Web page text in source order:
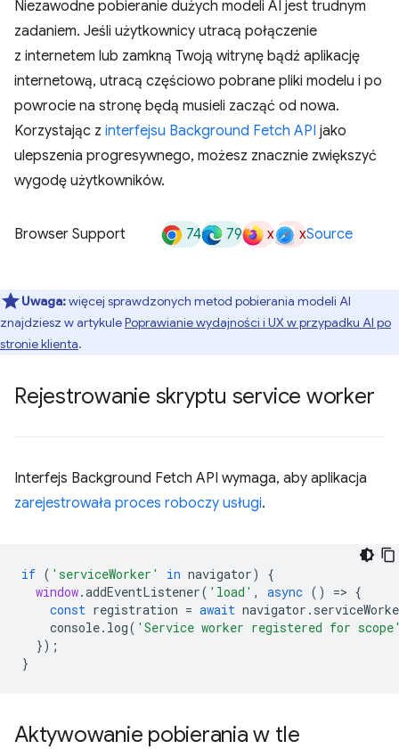
Niezawodne pobieranie dużych modeli AI jest trudnym
zadaniem. Jeśli użytkownicy utracą połączenie
z internetem lub zamkną Twoją witrynę bądź aplikację
internetową, utracą częściowo pobrane pliki modelu i po
powrocie na stronę będą musieli zacząć od nowa.
Korzystając z interfejsu Background Fetch API jako
ulepszenia progresywnego, możesz znacznie zwiększyć
wygodę użytkowników.
Browser Support 74 79 x xSource
Uwaga:więcej sprawdzonych metod pobierania modeli AI
znajdziesz w artykulePoprawianie wydajności i UX w przypadku AI po
stronie klienta.
Rejestrowanie skryptu service worker
Interfejs Background Fetch API wymaga, aby aplikacja
zarejestrowała proces roboczy usługi.
if ( 'serviceWorker' in navigator)
{
window.addEventListener( 'load' , async () => {
const registration = await navigator .
console. log( 'Service worker registered for
});
}
Aktywowanie pobierania w tle